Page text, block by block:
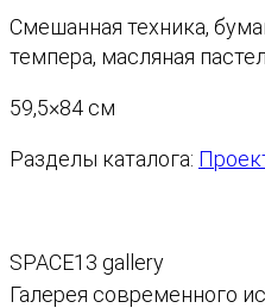
Смешанная техника,
темпера, масляная
59,5×84 см
Разделы каталога:
SPACE13 gallery
Галерея современного